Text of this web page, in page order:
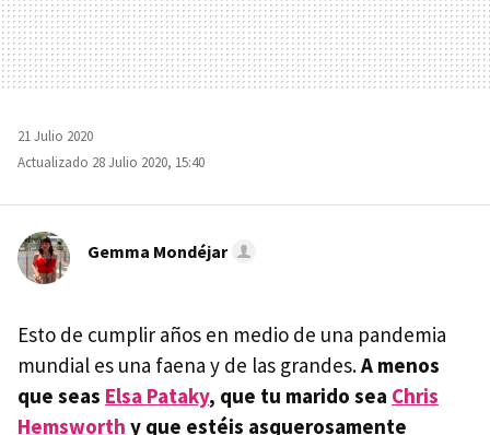
21 Julio 2020
Actualizado 28 Julio 2020, 15:40
Gemma Mondéjar
Esto de cumplir años en medio de una pandemia
mundial es una faena y de las grandes.A menos
que seas Elsa Pataky, que tu marido sea Chris
Hemsworth y que estéis asquerosamente